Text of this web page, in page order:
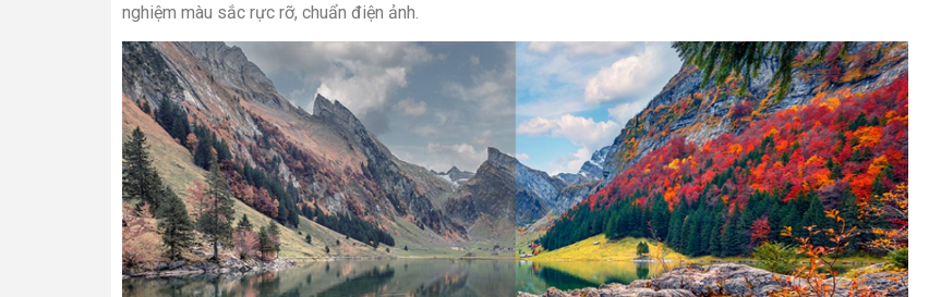
nghiệm màu sắc rực rỡ, chuẩn điện ảnh.